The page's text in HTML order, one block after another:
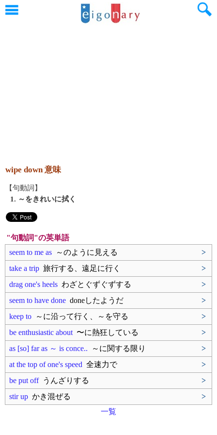
wipe down 意味
【句動詞】
1. ～をきれいに拭く
"句動詞"の英単語
seem to me as ～のように見える
>
take a trip 旅行する、遠足に行く
>
drag one's heels わざとぐずぐずする
>
seem to have done doneしたようだ
>
keep to ～に沿って行く、～を守る
>
be enthusiastic about 〜に熱狂している
>
as [so] far as ～ is conce.. ～に関する限り
>
at the top of one's speed 全速力で
>
be put offうんざりする
>
stir up かき混ぜる
>
一覧